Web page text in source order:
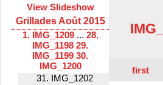
View Slideshow
Grillades Août 2015
1. IMG_1209 ... 28.
IMG_1198 29.
IMG_1199 30.
IMG_1200
31. IMG_1202
first